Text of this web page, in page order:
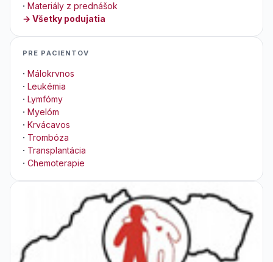
· Materiály z prednášok
→ Všetky podujatia
PRE PACIENTOV
· Málokrvnos
· Leukémia
· Lymfómy
· Myelóm
· Krvácavos
· Trombóza
· Transplantácia
· Chemoterapie